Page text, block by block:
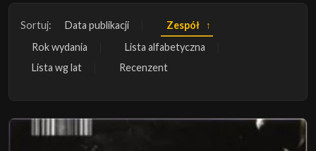
Sortuj: Data publikacji
Zespół
Rok wydania
Lista alfabetyczna
Lista wg lat
Recenzent